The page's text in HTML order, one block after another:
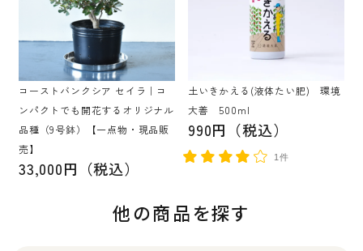
コーストバンクシア セイラ｜コ
ンパクトでも開花するオリジナル
品種（9号鉢）【一点物・現品販
売】
33,000円（税込）
土いきかえる(液体たい肥) 環境
大善 500ml
990円（税込）
1件
他の商品を探す